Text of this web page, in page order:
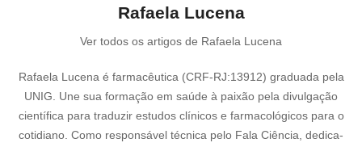
Rafaela Lucena
Ver todos os artigos de Rafaela Lucena
Rafaela Lucena é farmacêutica (CRF-RJ:13912) graduada pela
UNIG. Une sua formação em saúde à paixão pela divulgação
científica para traduzir estudos clínicos e farmacológicos para o
cotidiano. Como responsável técnica pelo Fala Ciência, dedica-